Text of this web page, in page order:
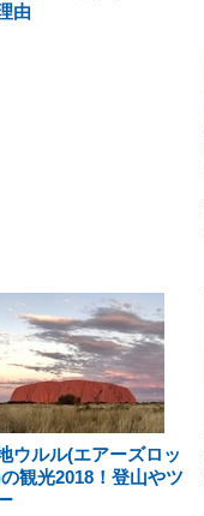
由
ウルル(エアーズロッ
観光2018！登山やツ